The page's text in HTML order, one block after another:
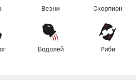
Везни Скорпион
Водолей Риби